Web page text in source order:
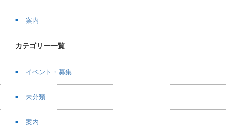
案内
カテゴリー一覧
イベント・募集
未分類
案内